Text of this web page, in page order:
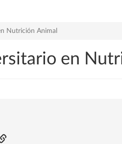
Nutrición Animal
en